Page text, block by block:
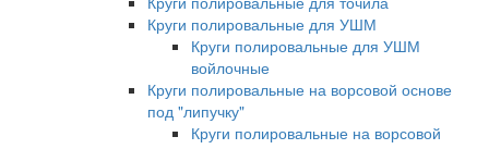
Круги полировальные для УШМ
Круги полировальные для УШМ
войлочные
Круги полировальные на ворсовой основе
под "липучку"
Круги полировальные на ворсовой